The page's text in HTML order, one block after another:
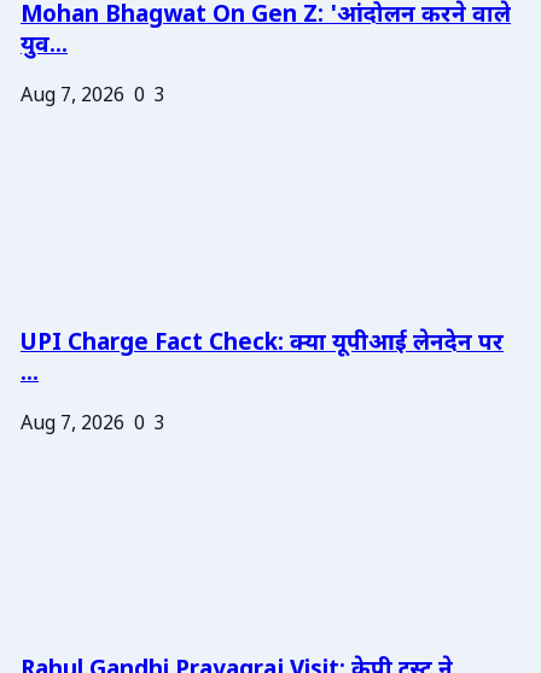
Mohan Bhagwat On Gen Z: 'आंदोलन करने वाले
युव...
Aug 7, 2026 0 3
UPI Charge Fact Check: क्या यूपीआई लेनदेन पर
...
Aug 7, 2026 0 3